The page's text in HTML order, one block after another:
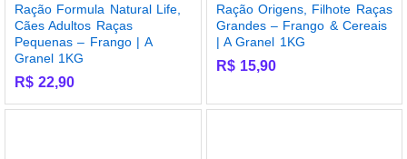
Ração Formula Natural Life,
Cães Adultos Raças
Pequenas – Frango | A
Granel 1KG
R$ 22,90
Ração Origens, Filhote Raças
Grandes – Frango & Cereais
| A Granel 1KG
R$15,90